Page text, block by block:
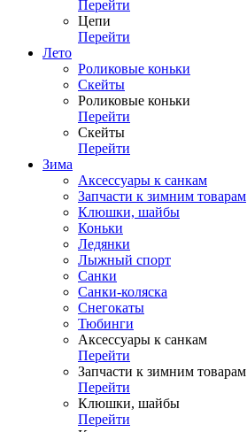
Перейти
Цепи
Перейти
Лето
Роликовые коньки
Скейты
Роликовые коньки
Перейти
Скейты
Перейти
Зима
Аксессуары к санкам
Запчасти к зимним товарам
Клюшки, шайбы
Коньки
Ледянки
Лыжный спорт
Санки
Санки-коляска
Снегокаты
Тюбинги
Аксессуары к санкам
Перейти
Запчасти к зимним товарам
Перейти
Клюшки, шайбы
Перейти